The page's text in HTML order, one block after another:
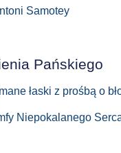
Samotey
Pańskiego
łaski z prośbą o
Niepokalanego